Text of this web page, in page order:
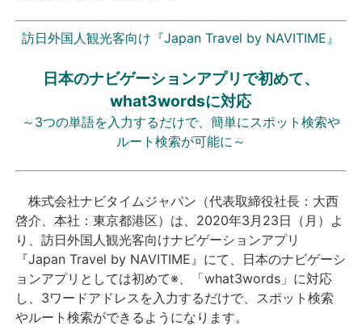
個人向けサービス
法人向けサービス
採用情報
訪日外国人観光客向け『Japan Travel by NAVITIME』
日本のナビゲーションアプリで初めて、
what3wordsに対応
～3つの単語を入力するだけで、簡単にスポット検索や
ルート検索が可能に～
株式会社ナビタイムジャパン（代表取締役社長：大西
啓介、本社：東京都港区）は、2020年3月23日（月）よ
り、訪日外国人観光客向けナビゲーションアプリ
『Japan Travel by NAVITIME』にて、日本のナビゲーシ
ョンアプリとしては初めて※、「what3words」に対応
し、3ワードアドレスを入力するだけで、スポット検索
やルート検索ができるようになります。